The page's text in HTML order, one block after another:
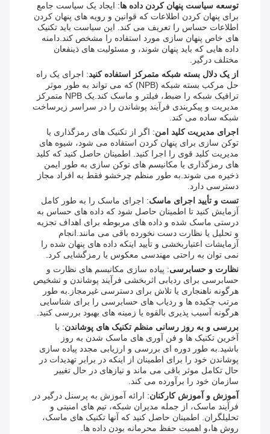
توسعه سیاست پنهان کردن داده ها: ایجاد یک سیاست جامع
برای پنهان کردن اطلاعات که قوانین و رویه های پنهان کردن
اطلاعات حساس را تعریف می کند. این سیاست باید تکنیک
های خاص پنهان سازی مورد استفاده را مشخص کند.دامنه
داده هایی که باید پنهان شوند، و مسئولیت های ذینفعان
مختلف درگیر.
از یک دلال بسته شبکه متمرکز استفاده کنید: اجرای یک راه
حل مرکب بسته شبکه (NPB) که می تواند به طور موثر
ترافیک شبکه را ضبط، فیلتر و ماسک کند.یک NPB متمرکز
مدیریت و پیکربندی فرآیند پوشاندن را در سراسر زیرساخت
شبکه ساده می کند.
اجرای مدیریت کلید امن: اگر از تکنیک های رمزگذاری یا
توکن سازی برای پنهان کردن استفاده می شود، شیوه های
مدیریت کلید قوی را اجرا کنید. اطمینان حاصل کنید که کلید
های رمزگذاری یا مکانیسم های توکن سازی به طور ایمن
ذخیره می شوند.به طور منظم چرخشو فقط به افراد مجاز
دسترسی دارد.
تست و تأیید اجرای ماسک: اجرای ماسک را به طور کامل
آزمایش کنید تا اطمینان حاصل شود که داده های حساس به
درستی ماسک شده و داده های مربوطه برای اهداف تجزیه
و تحلیل یا نظارت دست نخورده باقی می مانند.انجام
آزمایشات اعتباربخشی و تأیید اینکه داده های پنهان شده را
نمی توان به راحتی مهندسی معکوس یا رمزگشایی کرد.
نظارت و حسابرسی: پیاده سازی مکانیسم های نظارت و
حسابرسی برای ردیابی اثربخشی فرآیند پوشاندن و تشخیص
هرگونه ناهنجاری یا تلاش برای دسترسی غیرمجاز.به طور
مرتب چکیده ها و ردیاب های حسابرسی را برای شناسایی
هرگونه آسیب پذیری بالقوه یا زمینه های بهبود بررسی کنید.
بررسی و به روز رسانی منظم تکنیک های پوشاندن: با
آخرین تکنیک ها و فن آوری های ماسک شدن به روز
باشید.به طور دوره ای بررسی و ارزیابی مجدد پیاده سازی
پوشاندن خود را برای اطمینان از اینکه در برابر تهدیدات در
حال تکامل موثر باقی می ماند و نیازهای در حال تغییر
سازمان خود را برآورده می کند.
آموزش و آموزش کارکنان: ارائه آموزش به پرسنل درگیر در
فرآیند ماسک، از جمله مدیران شبکه، تیم های امنیتی و
تحلیلگران. اطمینان حاصل کنید که آنها تکنیک های ماسک،
روش ها،و اهمیت حفظ محرمانه بودن داده ها.